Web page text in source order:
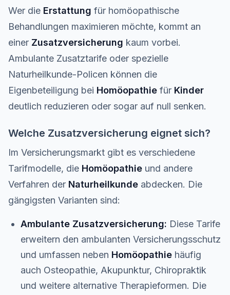
Wer die Erstattung für homöopathische
Behandlungen maximieren möchte, kommt an
einer Zusatzversicherung kaum vorbei.
Ambulante Zusatztarife oder spezielle
Naturheilkunde-Policen können die
Eigenbeteiligung bei Homöopathie für Kinder
deutlich reduzieren oder sogar auf null senken.
Welche Zusatzversicherung eignet sich?
Im Versicherungsmarkt gibt es verschiedene
Tarifmodelle, die Homöopathie und andere
Verfahren der Naturheilkunde abdecken. Die
gängigsten Varianten sind:
Ambulante Zusatzversicherung: Diese Tarife
erweitern den ambulanten Versicherungsschutz
und umfassen neben Homöopathie häufig
auch Osteopathie, Akupunktur, Chiropraktik
und weitere alternative Therapieformen. Die